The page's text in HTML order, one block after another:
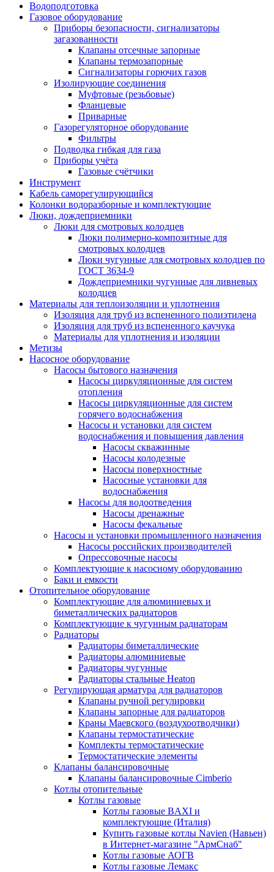
Водоподготовка
Газовое оборудование
Приборы безопасности, сигнализаторы
загазованности
Клапаны отсечные запорные
Клапаны термозапорные
Сигнализаторы горючих газов
Изолирующие соединения
Муфтовые (резьбовые)
Фланцевые
Приварные
Газорегуляторное оборудование
Фильтры
Подводка гибкая для газа
Приборы учёта
Газовые счётчики
Инструмент
Кабель саморегулирующийся
Колонки водоразборные и комплектующие
Люки, дождеприемники
Люки для смотровых колодцев
Люки полимерно-композитные для
смотровых колодцев
Люки чугунные для смотровых колодцев по
ГОСТ 3634-9
Дождеприемники чугунные для ливневых
колодцев
Материалы для теплоизоляции и уплотнения
Изоляция для труб из вспененного полиэтилена
Изоляция для труб из вспененного каучука
Материалы для уплотнения и изоляции
Метизы
Насосное оборудование
Насосы бытового назначения
Насосы циркуляционные для систем
отопления
Насосы циркуляционные для систем
горячего водоснабжения
Насосы и установки для систем
водоснабжения и повышения давления
Насосы скважинные
Насосы колодезные
Насосы поверхностные
Насосные установки для
водоснабжения
Насосы для водоотведения
Насосы дренажные
Насосы фекальные
Насосы и установки промышленного назначения
Насосы российских производителей
Опрессовочные насосы
Комплектующие к насосному оборудованию
Баки и емкости
Отопительное оборудование
Комплектующие для алюминиевых и
биметаллических радиаторов
Комплектующие к чугунным радиаторам
Радиаторы
Радиаторы биметаллические
Радиаторы алюминиевые
Радиаторы чугунные
Радиаторы стальные Heaton
Регулирующая арматура для радиаторов
Клапаны ручной регулировки
Клапаны запорные для радиаторов
Краны Маевского (воздухоотводчики)
Клапаны термостатические
Комплекты термостатические
Термостатические элементы
Клапаны балансировочные
Клапаны балансировочные Cimberio
Котлы отопительные
Котлы газовые
Котлы газовые BAXI и
комплектующие (Италия)
Купить газовые котлы Navien (Навьен)
в Интернет-магазине "АрмСнаб"
Котлы газовые АОГВ
Котлы газовые Лемакс